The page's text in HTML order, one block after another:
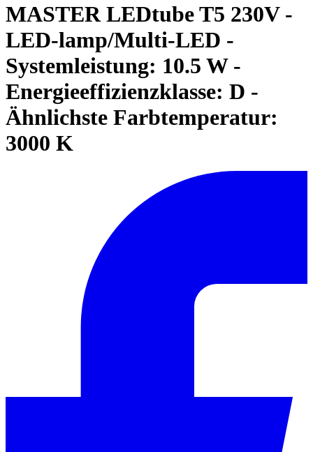
MASTER LEDtube T5 230V -
LED-lamp/Multi-LED -
Systemleistung: 10.5 W -
Energieeffizienzklasse: D -
Ähnlichste Farbtemperatur:
3000 K